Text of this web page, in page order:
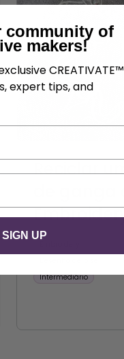
Reciclar
Intermediário
community of
makers!
CREATIVATE™
expert tips, and
SIGN UP